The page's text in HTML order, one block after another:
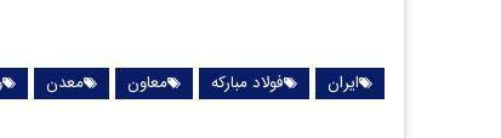
ایران فولاد مبارکه معاون معدن